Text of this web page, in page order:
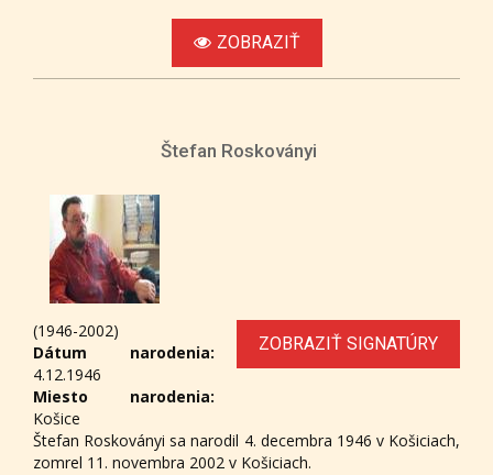
ZOBRAZIŤ
Štefan Roskoványi
ZOBRAZIŤ SIGNATÚRY
(1946-2002)
Dátum narodenia:
4.12.1946
Miesto narodenia:
Košice
Štefan Roskoványi sa narodil 4. decembra 1946 v Košiciach,
zomrel 11. novembra 2002 v Košiciach.